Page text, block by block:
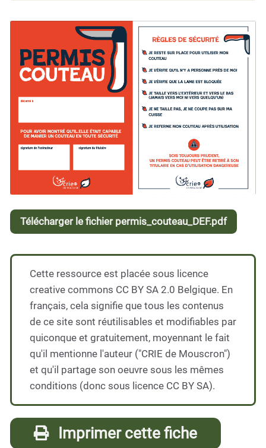
Télécharger le fichier permis_couteau_DEF.pdf
Cette ressource est placée sous licence
creative commons CC BY SA 2.0 Belgique. En
français, cela signifie que tous les contenus
de ce site sont réutilisables et modifiables par
quiconque et gratuitement, moyennant le fait
qu'il mentionne l'auteur ("CRIE de Mouscron")
et qu'il partage son oeuvre sous les mêmes
conditions (donc sous licence CC BY SA).
Imprimer cette fiche